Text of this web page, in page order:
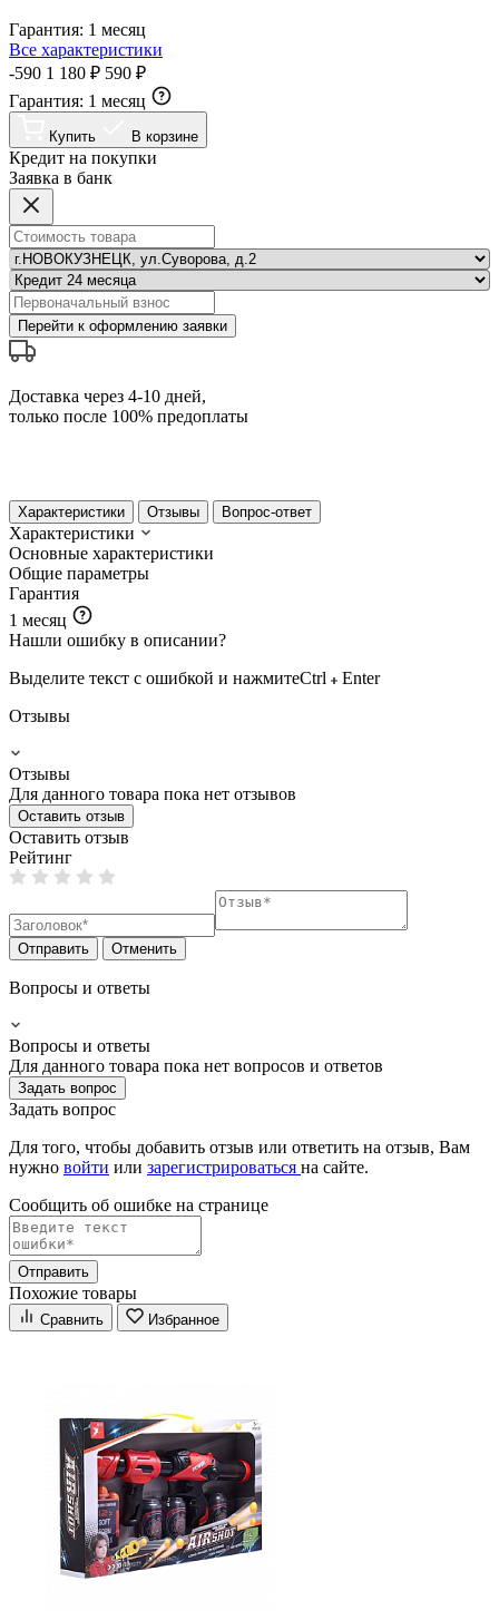
Гарантия: 1 месяц
Все характеристики
-590 1 180 ₽ 590 ₽
Гарантия: 1 месяц
Купить В корзине
Кредит на покупки
Заявка в банк
Перейти к оформлению заявки
Доставка через 4-10 дней,
только после 100% предоплаты
Характеристики Отзывы Вопрос-ответ
Характеристики
Основные характеристики
Общие параметры
Гарантия
1 месяц
Нашли ошибку в описании?
Выделите текст с ошибкой и нажмитеCtrl
Enter
Отзывы
Отзывы
Для данного товара пока нет отзывов
Оставить отзыв
Оставить отзыв
Рейтинг
Отправить Отменить
Вопросы и ответы
Вопросы и ответы
Для данного товара пока нет вопросов и ответов
Задать вопрос
Задать вопрос
Для того, чтобы добавить отзыв или ответить на отзыв, Вам
нужно войти или зарегистрироваться на сайте.
Сообщить об ошибке на страницe
Отправить
Похожие товары
Сравнить Избранное